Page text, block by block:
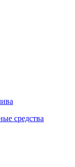
средства